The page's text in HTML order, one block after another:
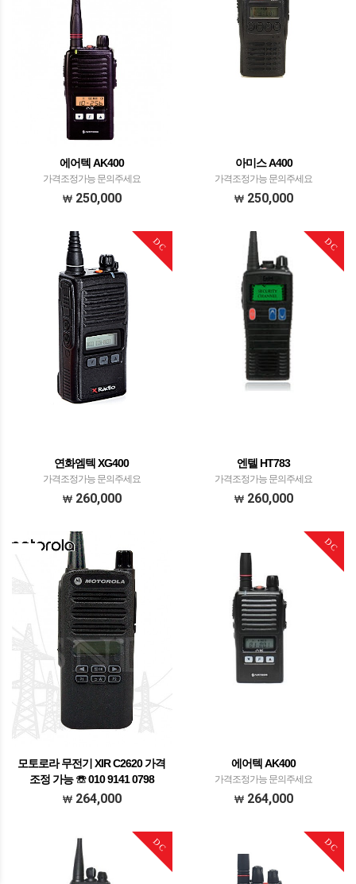
에어텍 AK400
가격조정가능 문의주세요
250,000
아미스 A400
가격조정가능 문의주세요
250,000
DC
연화엠텍 XG400
가격조정가능 문의주세요
260,000
DC
엔텔 HT783
가격조정가능 문의주세요
260,000
모토로라 무전기 XIR C2620 가격
조정 가능 ☏ 010 9141 0798
단종제품
264,000
DC
에어텍 AK400
가격조정가능 문의주세요
264,000
DC DC